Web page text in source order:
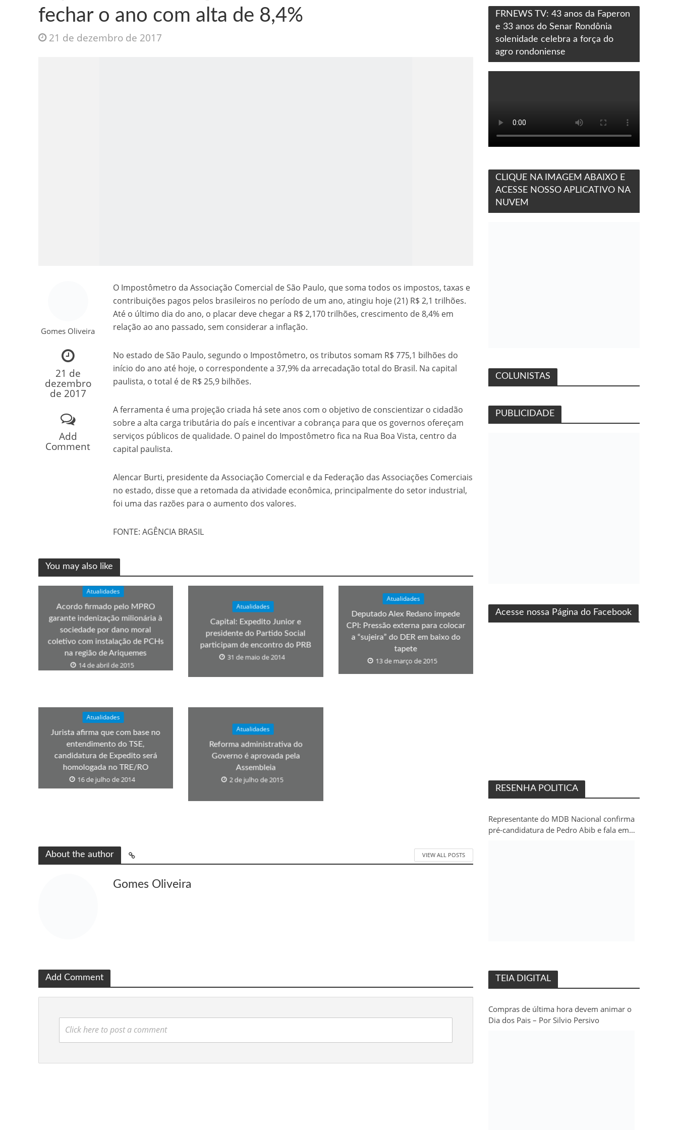
Como o Cachorrinho Kong ajudou o Imperador Dom Pedro I na Independência do Brasil
FILME: Como um Monjolo salvou a vida de Flechinha, o bebe coelho – Vídeo em Português mais uma produção Folha Filmes
fechar o ano com alta de 8,4%
21 de dezembro de 2017
Gomes Oliveira
21 de
dezembro
de 2017
Add
Comment
O Impostômetro da Associação Comercial de São Paulo, que soma todos os impostos, taxas e
contribuições pagos pelos brasileiros no período de um ano, atingiu hoje (21) R$ 2,1 trilhões.
Até o último dia do ano, o placar deve chegar a R$ 2,170 trilhões, crescimento de 8,4% em
relação ao ano passado, sem considerar a inflação.
No estado de São Paulo, segundo o Impostômetro, os tributos somam R$ 775,1 bilhões do
início do ano até hoje, o correspondente a 37,9% da arrecadação total do Brasil. Na capital
paulista, o total é de R$ 25,9 bilhões.
A ferramenta é uma projeção criada há sete anos com o objetivo de conscientizar o cidadão
sobre a alta carga tributária do país e incentivar a cobrança para que os governos ofereçam
serviços públicos de qualidade. O painel do Impostômetro fica na Rua Boa Vista, centro da
capital paulista.
Alencar Burti, presidente da Associação Comercial e da Federação das Associações Comerciais
no estado, disse que a retomada da atividade econômica, principalmente do setor industrial,
foi uma das razões para o aumento dos valores.
FONTE: AGÊNCIA BRASIL
You may also like
Atualidades
Acordo firmado pelo MPRO
garante indenização milionária à
sociedade por dano moral
coletivo com instalação de PCHs
na região de Ariquemes
14 de abril de 2015
Atualidades
Capital: Expedito Junior e
presidente do Partido Social
participam de encontro do PRB
31 de maio de 2014
Atualidades
Deputado Alex Redano impede
CPI: Pressão externa para colocar
a “sujeira” do DER em baixo do
tapete
13 de março de 2015
Atualidades
Jurista afirma que com base no
entendimento do TSE,
candidatura de Expedito será
homologada no TRE/RO
16 de julho de 2014
Atualidades
Reforma administrativa do
Governo é aprovada pela
Assembleia
2 de julho de 2015
About the author VIEW ALL POSTS
Gomes Oliveira
Add Comment
Click here to post a comment
FRNEWS TV: 43 anos da Faperon
e 33 anos do Senar Rondônia
solenidade celebra a força do
agro rondoniense
CLIQUE NA IMAGEM ABAIXO E
ACESSE NOSSO APLICATIVO NA
NUVEM
COLUNISTAS
PUBLICIDADE
Acesse nossa Página do Facebook
RESENHA POLITICA
Representante do MDB Nacional confirma
pré-candidatura de Pedro Abib e fala em
TEIA DIGITAL
Compras de última hora devem animar o
Dia dos Pais – Por Silvio Persivo